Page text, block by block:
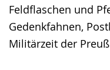
Feldflaschen und
Gedenkfahnen,
Militärzeit der